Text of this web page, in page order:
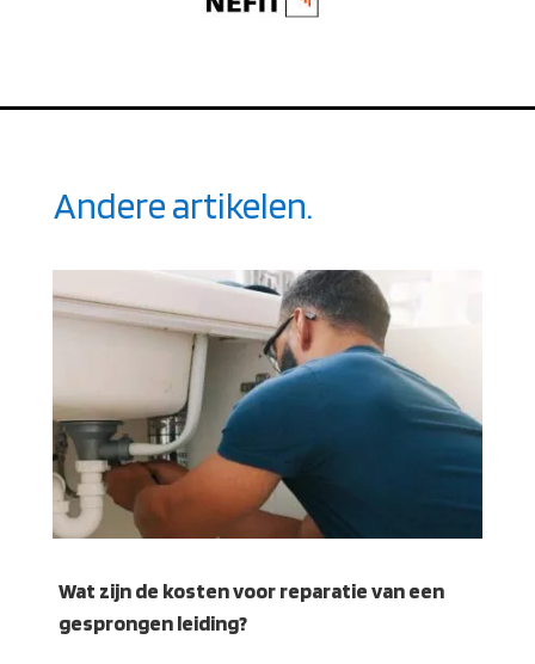
Andere artikelen.
Wat zijn de kosten voor reparatie van een
gesprongen leiding?